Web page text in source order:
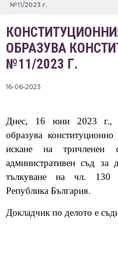
№11/2023 г.
ОБРАЗУВА
№11/2023 Г.
16-06-2023
Днес, 16 юни 2023 г.,
образува
искане на тричленен
административен съд за
тълкуване на чл. 130
Република България.
Докладчик по делото е